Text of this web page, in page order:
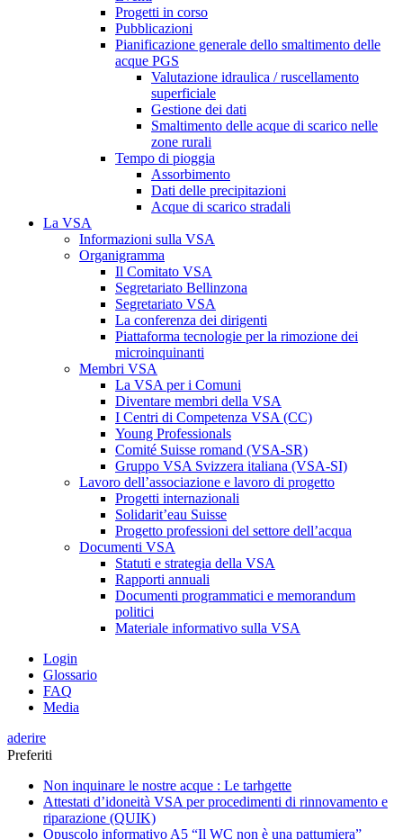
Progetti in corso
Pubblicazioni
Pianificazione generale dello smaltimento delle
acque PGS
Valutazione idraulica / ruscellamento
superficiale
Gestione dei dati
Smaltimento delle acque di scarico nelle
zone rurali
Tempo di pioggia
Assorbimento
Dati delle precipitazioni
Acque di scarico stradali
La VSA
Informazioni sulla VSA
Organigramma
Il Comitato VSA
Segretariato Bellinzona
Segretariato VSA
La conferenza dei dirigenti
Piattaforma tecnologie per la rimozione dei
microinquinanti
Membri VSA
La VSA per i Comuni
Diventare membri della VSA
I Centri di Competenza VSA (CC)
Young Professionals
Comité Suisse romand (VSA-SR)
Gruppo VSA Svizzera italiana (VSA-SI)
Lavoro dell’associazione e lavoro di progetto
Progetti internazionali
Solidarit’eau Suisse
Progetto professioni del settore dell’acqua
Documenti VSA
Statuti e strategia della VSA
Rapporti annuali
Documenti programmatici e memorandum
politici
Materiale informativo sulla VSA
Login
Glossario
FAQ
Media
aderire
Preferiti
Non inquinare le nostre acque : Le tarhgette
Attestati d’idoneità VSA per procedimenti di rinnovamento e
riparazione (QUIK)
Opuscolo informativo A5 “Il WC non è una pattumiera”